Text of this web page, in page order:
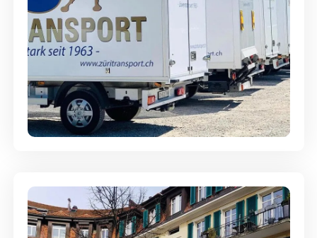
Möbellagerung - Alles sicher
aufbewahrt